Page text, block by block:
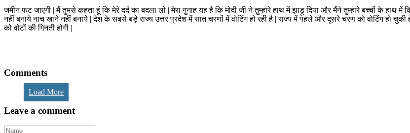
जमीन फट जाएगी | मैं तुमसे कहता हूं कि मेरे दर्द का बदला लो | मेरा गुनाह यह है कि मोदी जी ने तुम्हारे हाथ में झाड़ू दिया और मैंने तुम्हारे बच्चों के हाथ में
नहीं बनाये नाच खाने नहीं बनाये | देश के सबसे बड़े राज्य उत्तर प्रदेश में सात चरणों में वोटिंग हो रही है | राज्य में पहले और दूसरे चरण को वोटिंग हो
को वोटों की गिनती होगी |
Comments
Load More
Leave a comment